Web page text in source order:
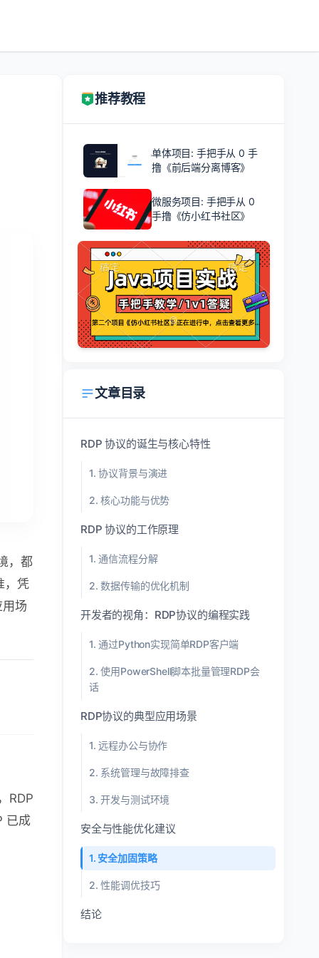
，都
，凭
场
RDP
已成
推荐教程
单体项目: 手把手从 0 手
撸《前后端分离博客》
微服务项目: 手把手从 0
手撸《仿小红书社区》
文章目录
RDP 协议的诞生与核心特性
1. 协议背景与演进
2. 核心功能与优势
RDP 协议的工作原理
1. 通信流程分解
2. 数据传输的优化机制
开发者的视角：RDP协议的编程实践
1. 通过Python实现简单RDP客户端
2. 使用PowerShell脚本批量管理RDP会
话
RDP协议的典型应用场景
1. 远程办公与协作
2. 系统管理与故障排查
3. 开发与测试环境
安全与性能优化建议
1. 安全加固策略
2. 性能调优技巧
结论